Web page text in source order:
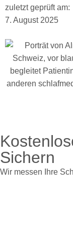
zuletzt geprüft am:
7. August 2025
Sichern
Wir messen Ihre